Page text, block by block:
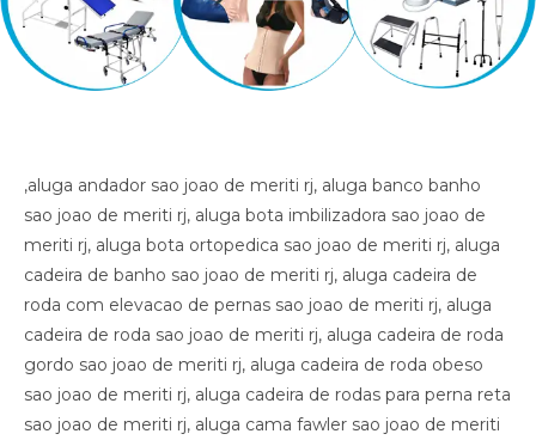
,aluga andador sao joao de meriti rj, aluga banco banho sao joao de meriti rj, aluga bota imbilizadora sao joao de meriti rj, aluga bota ortopedica sao joao de meriti rj, aluga cadeira de banho sao joao de meriti rj, aluga cadeira de roda com elevacao de pernas sao joao de meriti rj, aluga cadeira de roda sao joao de meriti rj, aluga cadeira de roda gordo sao joao de meriti rj, aluga cadeira de roda obeso sao joao de meriti rj, aluga cadeira de rodas para perna reta sao joao de meriti rj, aluga cama fawler sao joao de meriti rj, aluga cama hospitalar sao joao de meriti rj, aluga diva sao joao de meriti rj, aluga maca sao joao de meriti rj, aluga muleta sao joao de meriti rj, alugar cama hospitalar sao joao de meriti rj , aluguel andador sao joao de meriti rj, aluguel banco de banho sao joao de meriti rj, aluguel bota imobilizadora sao joao de meriti rj, aluguel bota ortopedica sao joao de meriti rj, aluguel cadeira de banho sao joao de meriti rj, aluguel cadeira de roda sao joao de meriti rj, aluguel cadeira de roda gordo sao joao de meriti rj, aluguel cadeira de roda obeso sao joao de meriti rj, aluguel cadeira de rodas com elevacao de pernas sao joao de meriti rj, aluguel cadeira de rodas para perna reta sao joao de meriti rj, aluguel cama fawler sao joao de meriti rj, aluguel cama hospitalar sao joao de meriti rj, aluguel diva sao joao de meriti rj, aluguel maca sao joao de meriti rj, aluguel maca sao joao de meriti rj, aluguel muleta sao joao de meriti rj, andador sao joao de meriti rj, artigos hospitalares sao joao de meriti rj, assento para banho sao joao de meriti rj, banco para banho sao joao de meriti rj, bota imibilizadora sao joao de meriti rj, bota imobilizadora sao joao de meriti rj, bota ortopedica barata sao joao de meriti rj, bota ortopedica sao joao de meriti rj, cadeira de higiene sao joao de meriti rj, cadeira de banho sao joao de meriti rj, cadeira de higiene sao joao de meriti rj, cadeira de necessidades sao joao de meriti rj, cadeira de roda gordo sao joao de meriti rj, cadeira de roda obeso sao joao de meriti rj, cadeira de rodas aluguel sao joao de meriti rj, cadeira de rodas elevacao de pernas sao joao de meriti rj, cadeira de rodas higienica sao joao de meriti rj, cadeira de rodas para banho preco sao joao de meriti rj, cadeira de rodas para gordo sao joao de meriti rj, cadeira higienica dobravel sao joao de meriti rj, cadeira higienica preco sao joao de meriti rj, cadeira para banho preco sao joao de meriti rj, cadeira para vaso sao joao de meriti rj, cadeiras de rodas sao joao de meriti rj, calha afo ortopedica pe caido sao joao de meriti rj, calha afo ortopedica pe caido sao joao de meriti rj, calha afo ortopedica pe caido sao joao de meriti rj, cama fawler sao joao de meriti rj, cama hospitalar automatica sao joao de meriti rj, cama hospitalar sao joao de meriti rj, cama hospitalar manual sao joao de meriti rj, cedeira de rodas sao joao de meriti rj, cilindro de oxigenio medicinal sao joao de meriti rj, clinica ortopedica sao joao de meriti rj, clinica so trauma sao joao de meriti rj, colar cervical sao joao de meriti rj, diva sao joao de meriti rj, equipamentos medicos sao joao de meriti rj, fisioterapia sao joao de meriti rj, hospital sao joao de meriti rj, hospital so trauma sao joao de meriti rj, imobilizador articulado cotovelo sao joao de meriti rj, imobilizador articulado joelho sao joao de meriti rj, imobilizador articulado joelho sao joao de meriti rj, imobilizador articulado sao joao de meriti rj, joelheira sao joao de meriti rj, joelheira ortopedica brace sao joao de meriti rj, joelheira ortopedica brace sao joao de meriti rj sao joao de meriti rj, joelheira ortopedica sao joao de meriti rj, joelheira ortopedica sao joao de meriti rj, joelheira ortopedica sao joao de meriti rj, joelheira ortopedica sao joao de meriti rj, joelheira ortopedica sao joao de meriti rj, locacao andador sao joao de meriti rj, locacao banco de banho sao joao de meriti rj, locacao bota imobilizadora sao joao de meriti rj, locacao bota ortopedica sao joao de meriti rj, locacao cadeira de banho sao joao de meriti rj, locacao cadeira de roda sao joao de meriti rj, locacao cadeira de roda gordo sao joao de meriti rj, locacao cadeira de roda obeso sao joao de meriti rj, locacao cadeira de rodas elevalcao de pernas sao joao de meriti rj, locacao cama fawler sao joao de meriti rj, locacao cama hospitalar sao joao de meriti rj, locacao de cadeira de rodas sao joao de meriti rj, locacao de cadeira de rodas para perna reta sao joao de meriti rj, locacao diva sao joao de meriti rj, locacao maca sao joao de meriti rj, locacao maca sao joao de meriti rj, locacao muleta sao joao de meriti rj, locadora andador sao joao de meriti rj, locadora banco de banho sao joao de meriti rj, locadora bota imobilizadora sao joao de meriti rj, locadora bota ortopedica sao joao de meriti rj, locadora cadeira de banho sao joao de meriti rj, locadora cadeira de roda sao joao de meriti rj, locadora cadeira de roda gordo sao joao de meriti rj, locadora cadeira de roda obeso sao joao de meriti rj, locadora cadeira de rodas elevecao de pernas, locadora cadeira de rodas para perna reta sao joao de meriti rj, locadora cama fawler sao joao de meriti rj, locadora cama hospitalar sao joao de meriti rj, locadora diva sao joao de meriti rj, locadora maca sao joao de meriti rj, locadora maca sao joao de meriti rj, locadora muleta sao joao de meriti rj, loja bota ortopedica sao joao de meriti rj, loja cadeira de banho sao joao de meriti rj, loja cadeira de roda sao joao de meriti rj, loja cama hospitalar sao joao de meriti rj, loja muleta sao joao de meriti rj, loja produtos medicos sao joao de meriti rj, loja produtos hospitalar sao joao de meriti rj, loja produtos hospitalares sao joao de meriti rj, loja produtos medicos sao joao de meriti rj, loja produtos ortopedicos sao joao de meriti rj, loja vende andador sao joao de meriti rj, loja vende bota ortopedica sao joao de meriti rj, loja vende cadeira de rodas perna reta sao joao de meriti rj, loja vende cama fawler sao joao de meriti rj, loja vende muleta sao joao de meriti rj, loja vende tipoia sao joao de meriti rj, maca sao joao de meriti rj, material cirurgico sao joao de meriti rj, medico ortopedista sao joao de meriti rj, muleta barata sao joao de meriti rj, muleta sao joao de meriti rj, muleta usada sao joao de meriti rj, muletas sao joao de meriti rj, munhequeira sao joao de meriti rj, ortese articulada cotovelo sao joao de meriti rj, ortese articulada cotovelo sao joao de meriti rj, ortese articulado cotovelo sao joao de meriti rj, ortese notuna facite plantar sao joao de meriti rj, ortese noturna facite plantar sao joao de meriti rj, ortese noturna facite plantar sao joao de meriti rj, ortopedia sao joao de meriti rj, poltrona hospitalar preco sao joao de meriti rj, poltrona reclinavel hospitalar sao joao de meriti rj, preco cadeira de banho sao joao de meriti rj, preco cama hospitalar sao joao de meriti rj, produtos hospitalares sao joao de meriti rj, produtos medicos sao joao de meriti rj, reabilitacao sao joao de meriti rj, sutia cirurgia sao joao de meriti rj, sutia ortopedico sao joao de meriti rj, sutia ortopedico sao joao de meriti rj, sutia pos operatorio sao joao de meriti rj, sutia pos operatorio sao joao de meriti rj, tala sao joao de meriti rj, talas sao joao de meriti rj, tipoia sao joao de meriti rj, venda muleta sao joao de meriti rj, vende cadeira de banho sao joao de meriti rj, vende maca sao joao de meriti rj, vende muleta sao joao de meriti rj, vende produtos hospitalares sao joao de meriti rj, vende produtos medicos sao joao de meriti rj, ,aluga andador sao joao de meriti rj, aluga banco banho sao joao de meriti rj, aluga bota imbilizadora sao joao de meriti rj, aluga bota ortopedica sao joao de meriti rj, aluga cadeira de banho sao joao de meriti rj, aluga cadeira de roda com elevacao de pernas sao joao de meriti rj, aluga cadeira de roda sao joao de meriti rj, aluga cadeira de roda gordo sao joao de meriti rj, aluga cadeira de roda obeso sao joao de meriti rj, aluga cadeira de rodas para perna reta sao joao de meriti rj, aluga cama fawler sao joao de meriti rj, aluga cama hospitalar sao joao de meriti rj, aluga diva sao joao de meriti rj, aluga maca sao joao de meriti rj, aluga muleta sao joao de meriti rj, alugar cama hospitalar sao joao de meriti rj , aluguel andador sao joao de meriti rj, aluguel banco de banho sao joao de meriti rj, aluguel bota imobilizadora sao joao de meriti rj, aluguel bota ortopedica sao joao de meriti rj, aluguel cadeira de banho sao joao de meriti rj, aluguel cadeira de roda sao joao de meriti rj, aluguel cadeira de roda gordo sao joao de meriti rj, aluguel cadeira de roda obeso sao joao de meriti rj, aluguel cadeira de rodas com elevacao de pernas sao joao de meriti rj, aluguel cadeira de rodas para perna reta sao joao de meriti rj, aluguel cama fawler sao joao de meriti rj, aluguel cama hospitalar sao joao de meriti rj, aluguel diva sao joao de meriti rj, aluguel maca sao joao de meriti rj, aluguel maca sao joao de meriti rj, aluguel muleta sao joao de meriti rj, andador sao joao de meriti rj, artigos hospitalares sao joao de meriti rj, assento para banho sao joao de meriti rj, banco para banho sao joao de meriti rj, bota imibilizadora sao joao de meriti rj, bota imobilizadora sao joao de meriti rj, bota ortopedica barata sao joao de meriti rj, bota ortopedica sao joao de meriti rj, cadeira de higiene sao joao de meriti rj, cadeira de banho sao joao de meriti rj, cadeira de higiene sao joao de meriti rj, cadeira de necessidades sao joao de meriti rj, cadeira de roda gordo sao joao de meriti rj, cadeira de roda obeso sao joao de meriti rj, cadeira de rodas aluguel sao joao de meriti rj, cadeira de rodas elevacao de pernas sao joao de meriti rj, cadeira de rodas higienica sao joao de meriti rj, cadeira de rodas para banho preco sao joao de meriti rj, cadeira de rodas para gordo sao joao de meriti rj, cadeira higienica dobravel s